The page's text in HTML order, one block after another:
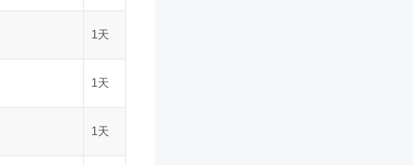
1天
1天
1天